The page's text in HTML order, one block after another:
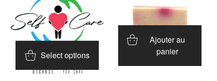
Select options
Ajouter au
panier